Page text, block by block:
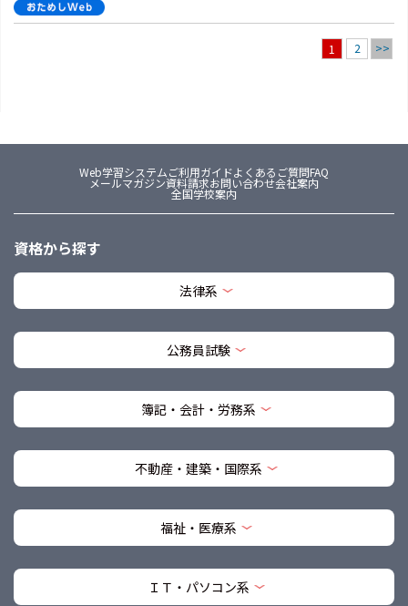
1 2 >>
Web学習システムご利用ガイドよくあるご質問FAQ
メールマガジン資料請求お問い合わせ会社案内
全国学校案内
資格から探す
法律系
公務員試験
簿記・会計・労務系
不動産・建築・国際系
福祉・医療系
ＩＴ・パソコン系